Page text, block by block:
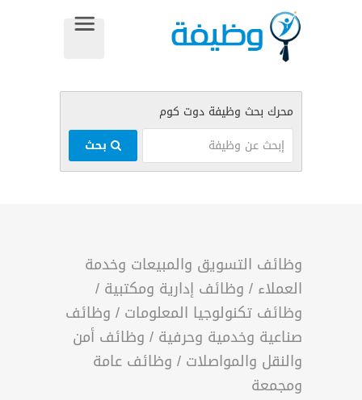
وظائف التسويق والمبيعات وخدمة
العملاء / وظائف إدارية ومكتبية /
وظائف تكنولوجيا المعلومات / وظائف
صناعية وخدمية وحرفية / وظائف أمن
والنقل والمواصلات / وظائف عامة
ومجمعة